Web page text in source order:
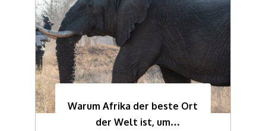
Warum Afrika der beste Ort
der Welt ist, um